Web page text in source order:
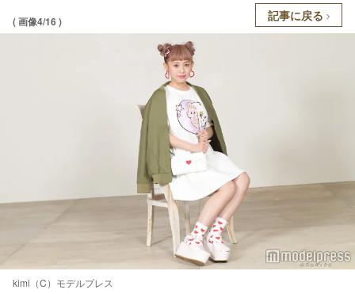
( 画像4/16 ) 記事に戻る
kimi（C）モデルプレス